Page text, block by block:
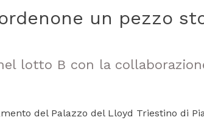
un pezzo
lotto B con la
del Palazzo del Lloyd Triestino di